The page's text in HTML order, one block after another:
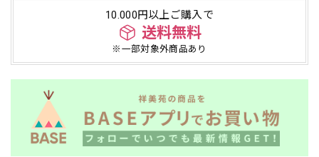
10.000円以上ご購入で
送料無料
※一部対象外商品あり